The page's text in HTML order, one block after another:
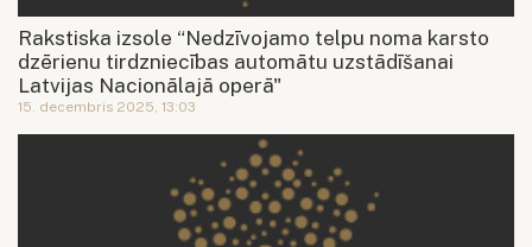
Rakstiska izsole “Nedzīvojamo telpu noma karsto
dzērienu tirdzniecības automātu uzstādīšanai
Latvijas Nacionālajā operā"
15. decembris 2025, 13:03